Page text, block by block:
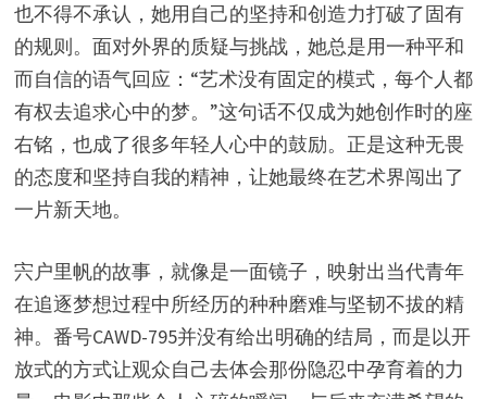
也不得不承认，她用自己的坚持和创造力打破了固有
的规则。面对外界的质疑与挑战，她总是用一种平和
而自信的语气回应：“艺术没有固定的模式，每个人都
有权去追求心中的梦。”这句话不仅成为她创作时的座
右铭，也成了很多年轻人心中的鼓励。正是这种无畏
的态度和坚持自我的精神，让她最终在艺术界闯出了
一片新天地。
宍户里帆的故事，就像是一面镜子，映射出当代青年
在追逐梦想过程中所经历的种种磨难与坚韧不拔的精
神。番号CAWD-795并没有给出明确的结局，而是以开
放式的方式让观众自己去体会那份隐忍中孕育着的力